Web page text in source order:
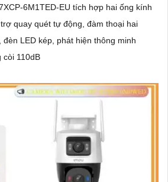
6M1TED-EU tích hợp hai ống kính
quay quét tự động, đàm thoại hai
LED kép, phát hiện thông minh
còi 110dB